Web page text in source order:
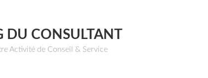
DU CONSULTANT
Activité de Conseil & Service